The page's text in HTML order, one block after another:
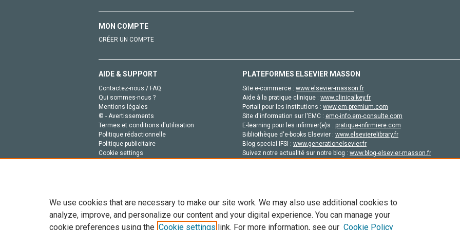
MON COMPTE
CRÉER UN COMPTE
AIDE & SUPPORT
Contactez-nous / FAQ
Qui sommes-nous ?
Mentions légales
© - Avertissements
Termes et conditions d'utilisation
Politique rédactionnelle
Politique publicitaire
Cookie settings
PLATEFORMES ELSEVIER MASSON
Site e-commerce : www.elsevier-masson.fr
Aide à la pratique clinique : www.clinicalkey.fr
Portail pour les institutions : www.em-premium.com
Site d'information sur l'EMC : emc-info.em-consulte.com
E-learning pour les infirmier(e)s : pratique-infirmiere.com
Bibliothèque d'e-books Elsevier : www.elsevierelibrary.fr
Blog special IFSI : www.generationelsevier.fr
Suivez notre actualité sur notre blog : www.blog-elsevier-masson.fr
Tout le contenu de ce site: Copyright © 2026 Elsevier, ses concédants de licence et ses contributeurs. Tout les droits sont réservés,
We use cookies that are necessary to make our site work. We may also use additional cookies to
analyze, improve, and personalize our content and your digital experience. You can manage your
cookie preferences using the Cookie settings link. For more information, see our Cookie Policy